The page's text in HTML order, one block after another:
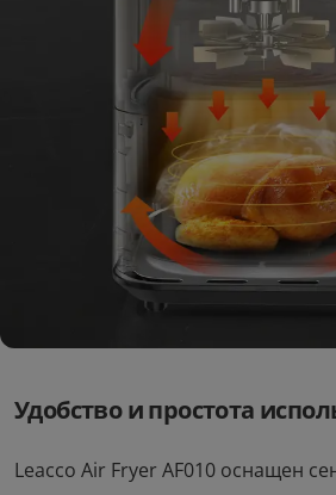
Удобство и простота
Leacco Air Fryer AF010 оснащен
AF010 3.5L